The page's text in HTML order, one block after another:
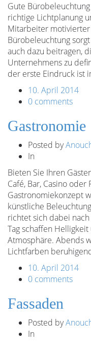
Gute
richtige Lichtplanung
Mitarbeiter
Bürobeleuchtung
auch dazu beitragen,
Unternehmens zu
der erste Eindruck ist
10. April 2014
0 comments
Gastronomie
Posted by
In
Bieten Sie Ihren
Café, Bar, Casino oder
Gastronomiekonzept
künstliche
richtet sich dabei
Tag schaffen
Atmosphäre. Abends
Lichtfarben
10. April 2014
0 comments
Fassaden
Posted by
In